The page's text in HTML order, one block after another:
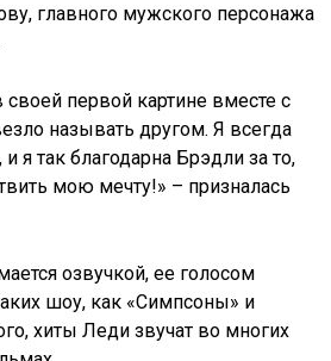
главного мужского персонажа
своей первой картине вместе с
называть другом. Я всегда
и я так благодарна Брэдли за то,
мою мечту!» – призналась
озвучкой, ее голосом
шоу, как «Симпсоны» и
хиты Леди звучат во многих